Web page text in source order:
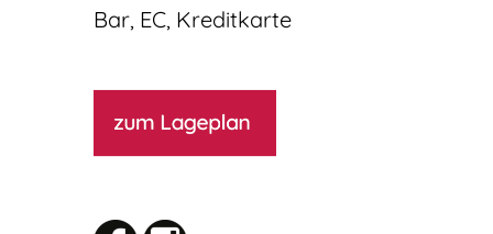
Bar, EC, Kreditkarte